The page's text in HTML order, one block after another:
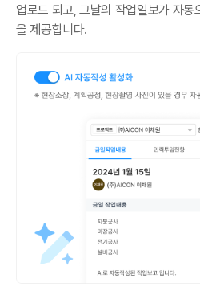
업로드 되고, 그날의 작업일보가 자동
을 제공합니다.